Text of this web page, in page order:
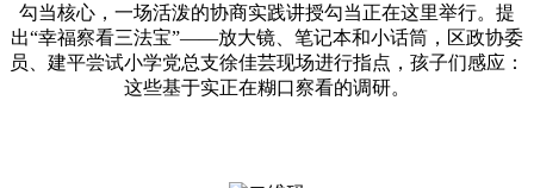
勾当核心，一场活泼的协商实践讲授勾当正在这里举行。提
出“幸福察看三法宝”——放大镜、笔记本和小话筒，区政协委
员、建平尝试小学党总支徐佳芸现场进行指点，孩子们感应：
这些基于实正在糊口察看的调研。